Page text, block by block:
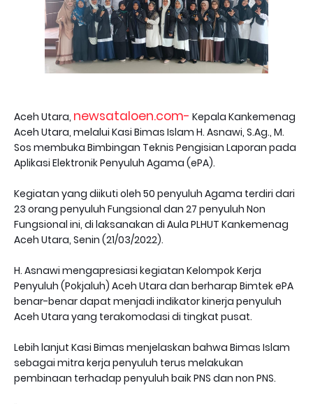
Aceh Utara, newsataloen.com- Kepala Kankemenag
Aceh Utara, melalui Kasi Bimas Islam H. Asnawi, S.Ag., M.
Sos membuka Bimbingan Teknis Pengisian Laporan pada
Aplikasi Elektronik Penyuluh Agama (ePA).
Kegiatan yang diikuti oleh 50 penyuluh Agama terdiri dari
23 orang penyuluh Fungsional dan 27 penyuluh Non
Fungsional ini, di laksanakan di Aula PLHUT Kankemenag
Aceh Utara, Senin (21/03/2022).
H. Asnawi mengapresiasi kegiatan Kelompok Kerja
Penyuluh (Pokjaluh) Aceh Utara dan berharap Bimtek ePA
benar-benar dapat menjadi indikator kinerja penyuluh
Aceh Utara yang terakomodasi di tingkat pusat.
Lebih lanjut Kasi Bimas menjelaskan bahwa Bimas Islam
sebagai mitra kerja penyuluh terus melakukan
pembinaan terhadap penyuluh baik PNS dan non PNS.